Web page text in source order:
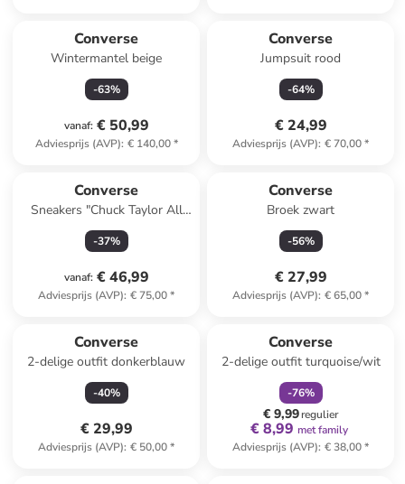
Converse
Wintermantel beige
-63%
vanaf: € 50,99
Adviesprijs (AVP): € 140,00*
Converse
Jumpsuit rood
-64%
€ 24,99
Adviesprijs (AVP): € 70,00*
Converse
Sneakers "Chuck Taylor All
Star" zwart
-37%
vanaf: € 46,99
Adviesprijs (AVP): € 75,00*
Converse
Broek zwart
-56%
€ 27,99
Adviesprijs (AVP): € 65,00*
Converse
2-delige outfit donkerblauw
-40%
€ 29,99
Adviesprijs (AVP): € 50,00*
Converse
2-delige outfit turquoise/wit
-76%
€ 9,99regulier
€ 8,99 met family
Adviesprijs (AVP): € 38,00*